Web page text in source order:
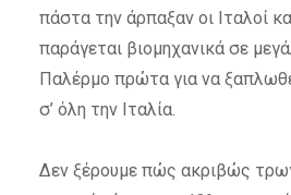
πάστα την άρπαξαν οι Ιταλοί
παράγεται βιομηχανικά σε
Παλέρμο πρώτα για να
σ’ όλη την Ιταλία.
Δεν ξέρουμε πώς ακριβώς